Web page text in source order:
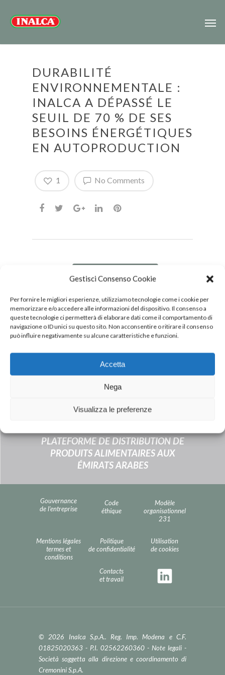
Gestisci Consenso Cookie
Per fornire le migliori esperienze, utilizziamo tecnologie come i cookie per
memorizzare e/o accedere alle informazioni del dispositivo. Il consenso a
queste tecnologie ci permetterà di elaborare dati come il comportamento di
navigazione o ID unici su questo sito. Non acconsentire o ritirare il consenso
può influire negativamente su alcune caratteristiche e funzioni.
Accetta
Nega
Visualizza le preferenze
DURABILITÉ
ENVIRONNEMENTALE :
INALCA A DÉPASSÉ LE
SEUIL DE 70 % DE SES
BESOINS ÉNERGÉTIQUES
EN AUTOPRODUCTION
No Comments
1
PDF
Next Post
ACCORD STRATÉGIQUE ENTRE
EMIRATES ADVANCES INVESTMENT
GROUP (EAIG) ET INALCA POUR LE
PLATEFORME DE DISTRIBUTION DE
PRODUITS ALIMENTAIRES AUX
ÉMIRATS ARABES
Gouvernance
de l’entreprise
Code
éthique
Modèle
organisationnel
231
Mentions légales
termes et
conditions
Politique
de confidentialité
Utilisation
de cookies
Contacts
et travail
© 2026 Inalca S.p.A.. Reg. Imp. Modena e C.F.
01825020363 - P.I. 02562260360 - Note legali-
Società soggetta alla direzione e coordinamento di
Cremonini S.p.A.